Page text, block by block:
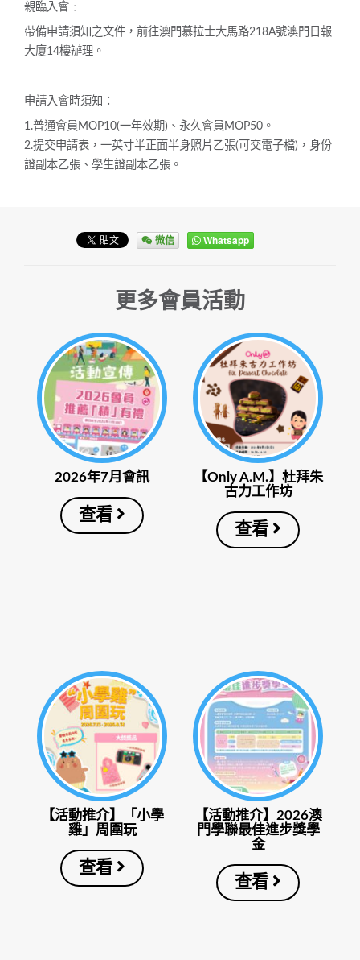
親臨入會﹕
帶備申請須知之文件，前往澳門慕拉士大馬路218A號澳門日報
大廈14樓辦理。
申請入會時須知：
1.普通會員MOP10(一年效期)、永久會員MOP50。
2.提交申請表，一英寸半正面半身照片乙張(可交電子檔)，身份
證副本乙張、學生證副本乙張。
微信 Whatsapp
更多會員活動
2026年7月會訊
查看
【Only A.M.】杜拜朱
古力工作坊
查看
【活動推介】「小學
雞」周圍玩
查看
【活動推介】2026澳
門學聯最佳進步獎學
金
查看